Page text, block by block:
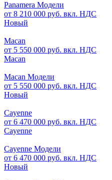
Panamera Модели
от 8 210 000 руб. вкл. НДС
Новый
Macan
от 5 550 000 руб. вкл. НДС
Macan
Macan Модели
от 5 550 000 руб. вкл. НДС
Новый
Cayenne
от 6 470 000 руб. вкл. НДС
Cayenne
Cayenne Модели
от 6 470 000 руб. вкл. НДС
Новый